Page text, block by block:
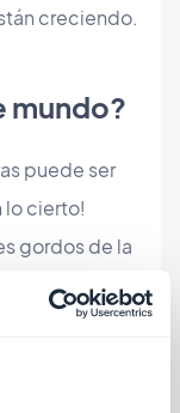
creciendo.
mundo?
puede ser
lo cierto!
gordos de la
sobre un